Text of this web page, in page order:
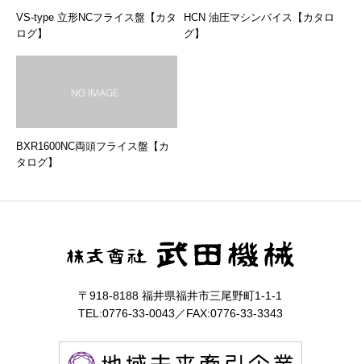
VS-type 立形NCフライス盤【カタ
ログ】
HCN 油圧マシンバイス【カタロ
グ】
BXR1600NC両頭フライス盤【カ
タログ】
〒918-8188 福井県福井市三尾野町1-1-1
TEL:0776-33-0043／FAX:0776-33-3343